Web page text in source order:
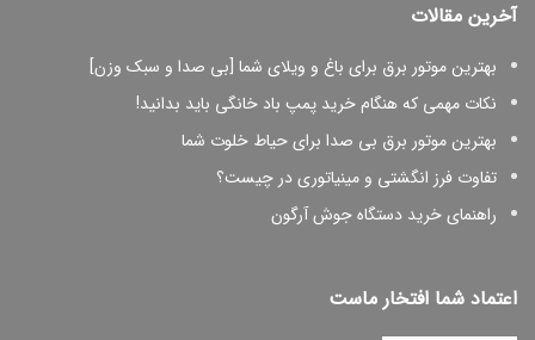
آخرین مقالات
بهترین موتور برق برای باغ و ویلای شما [بی صدا و سبک وزن]
نکات مهمی که هنگام خرید پمپ باد خانگی باید بدانید!
بهترین موتور برق بی صدا برای حیاط خلوت شما
تفاوت فرز انگشتی و مینیاتوری در چیست؟
راهنمای خرید دستگاه جوش آرگون
اعتماد شما افتخار ماست